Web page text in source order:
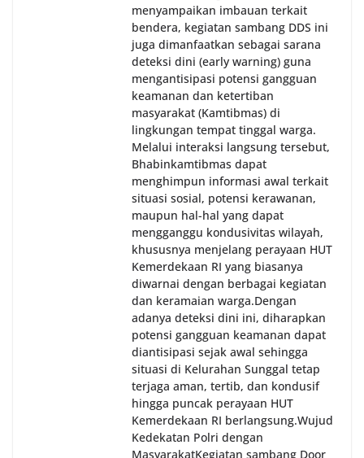
menyampaikan imbauan terkait
bendera, kegiatan sambang DDS ini
juga dimanfaatkan sebagai sarana
deteksi dini (early warning) guna
mengantisipasi potensi gangguan
keamanan dan ketertiban
masyarakat (Kamtibmas) di
lingkungan tempat tinggal warga.
Melalui interaksi langsung tersebut,
Bhabinkamtibmas dapat
menghimpun informasi awal terkait
situasi sosial, potensi kerawanan,
maupun hal-hal yang dapat
mengganggu kondusivitas wilayah,
khususnya menjelang perayaan HUT
Kemerdekaan RI yang biasanya
diwarnai dengan berbagai kegiatan
dan keramaian warga.‎‎Dengan
adanya deteksi dini ini, diharapkan
potensi gangguan keamanan dapat
diantisipasi sejak awal sehingga
situasi di Kelurahan Sunggal tetap
terjaga aman, tertib, dan kondusif
hingga puncak perayaan HUT
Kemerdekaan RI berlangsung.‎‎Wujud
Kedekatan Polri dengan
Masyarakat‎Kegiatan sambang Door